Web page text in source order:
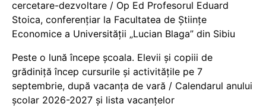
cercetare-dezvoltare / Op Ed Profesorul Eduard
Stoica, conferențiar la Facultatea de Științe
Economice a Universității „Lucian Blaga” din Sibiu
Peste o lună începe școala. Elevii și copiii de
grădiniță încep cursurile și activitățile pe 7
septembrie, după vacanța de vară / Calendarul anului
școlar 2026-2027 și lista vacanțelor